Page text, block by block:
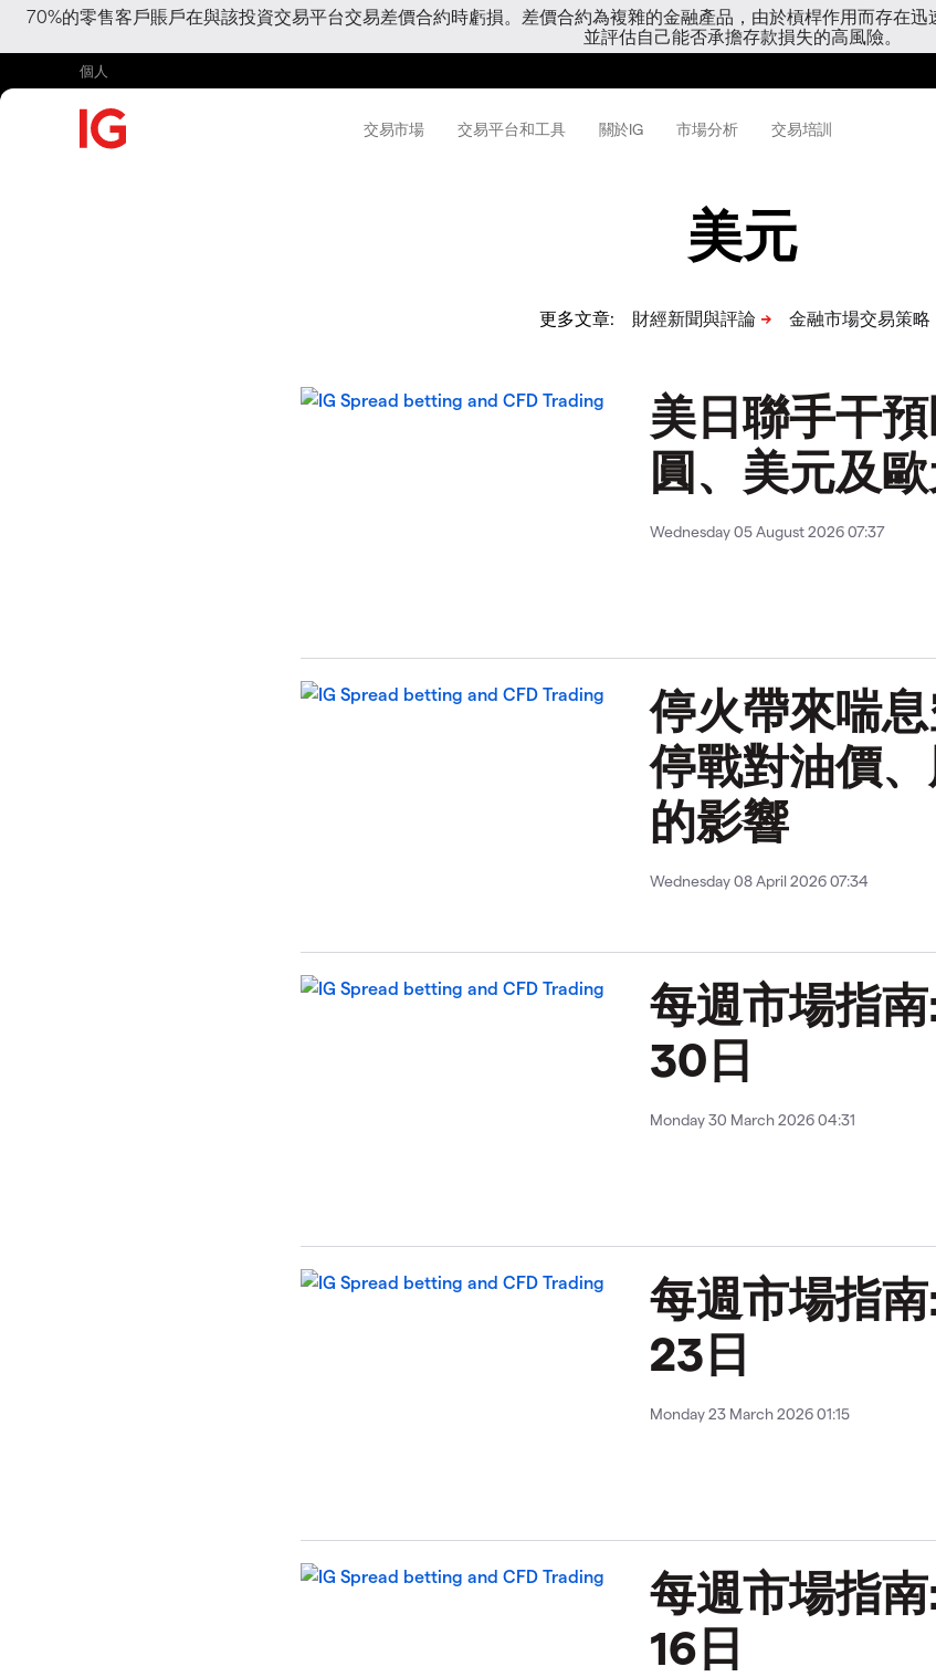
70%的零售客戶賬戶在與該投資交易平台交易差價合約時虧損。差價合約為複雜的金融產品，由於槓桿作用而存在
並評估自己能否承擔存款損失的高風險。
個人
交易市場 交易平台和工具 關於IG 市場分析 交易培訓
美元
更多文章:
美日聯手干
圓、美元及
Wednesday 05 August 2026 07:37
停火帶來喘
停戰對油價
的影響
Wednesday 08 April 2026 07:34
每週市場指
30日
Monday 30 March 2026 04:31
每週市場指
23日
Monday 23 March 2026 01:15
每週市場指
16日